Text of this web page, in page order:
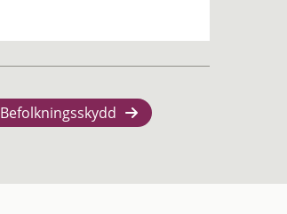
Befolkningsskydd